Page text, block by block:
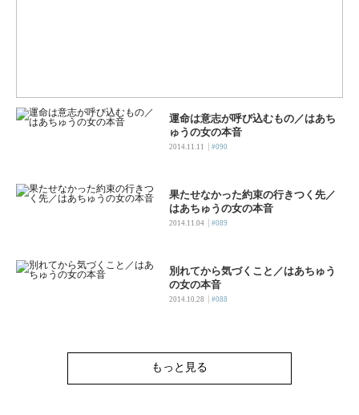
運命は意志が呼び込むもの／はあち
ゅうの女の本音
2014.11.11 |#090
果たせなかった約束の行きつく先／
はあちゅうの女の本音
2014.11.04 |#089
別れてから気づくこと／はあちゅう
の女の本音
2014.10.28 |#088
もっと見る